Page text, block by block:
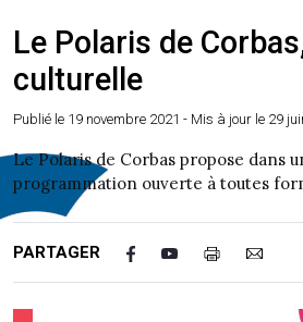
Le Polaris de
culturelle
Publié le 19 novembre 2021 - Mis à jour le 29
Le Polaris de Corbas propose dans
programmation ouverte à toutes
PARTAGER